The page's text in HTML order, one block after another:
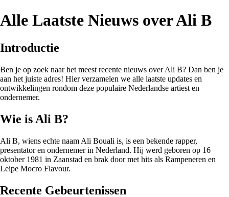
Alle Laatste Nieuws over Ali B
Introductie
Ben je op zoek naar het meest recente nieuws over Ali B? Dan ben je
aan het juiste adres! Hier verzamelen we alle laatste updates en
ontwikkelingen rondom deze populaire Nederlandse artiest en
ondernemer.
Wie is Ali B?
Ali B, wiens echte naam Ali Bouali is, is een bekende rapper,
presentator en ondernemer in Nederland. Hij werd geboren op 16
oktober 1981 in Zaanstad en brak door met hits als Rampeneren en
Leipe Mocro Flavour.
Recente Gebeurtenissen